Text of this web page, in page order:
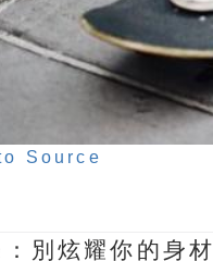
Source
別炫耀你的身材